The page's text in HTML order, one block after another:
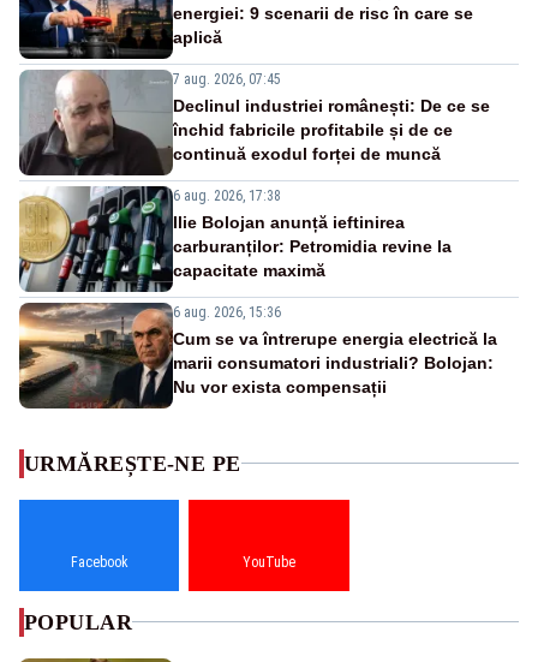
energiei: 9 scenarii de risc în care se
aplică
7 aug. 2026, 07:45
Declinul industriei românești: De ce se
închid fabricile profitabile și de ce
continuă exodul forței de muncă
6 aug. 2026, 17:38
Ilie Bolojan anunță ieftinirea
carburanților: Petromidia revine la
capacitate maximă
6 aug. 2026, 15:36
Cum se va întrerupe energia electrică la
marii consumatori industriali? Bolojan:
Nu vor exista compensații
URMĂREȘTE-NE PE
Facebook YouTube
POPULAR